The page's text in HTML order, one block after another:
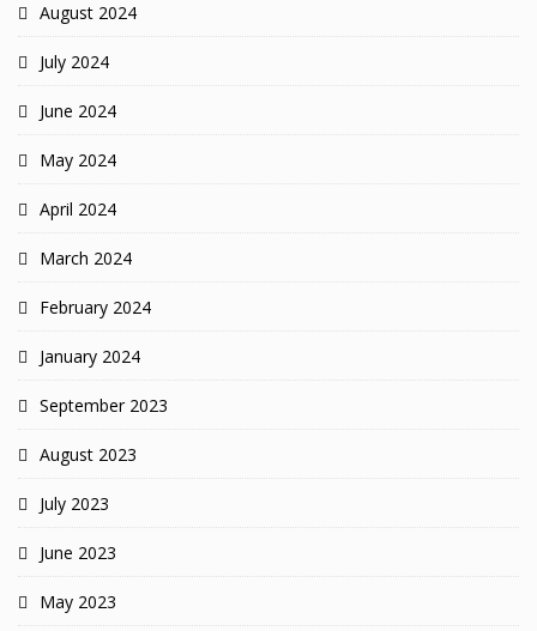
August 2024
July 2024
June 2024
May 2024
April 2024
March 2024
February 2024
January 2024
September 2023
August 2023
July 2023
June 2023
May 2023